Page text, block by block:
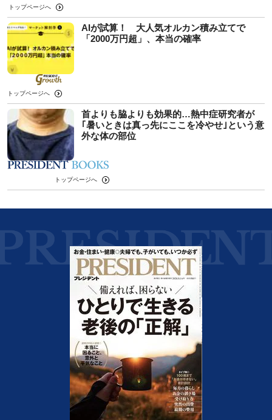
トップページへ
AIが試算！ 大人気オルカン積み立てで
「2000万円超」、本当の確率
トップページへ
首よりも脇よりも効果的…熱中症研究者が
｢暑いときは真っ先にここを冷やせ｣という意
外な体の部位
トップページへ